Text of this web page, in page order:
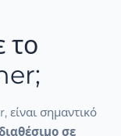
το
σημαντικό
σε